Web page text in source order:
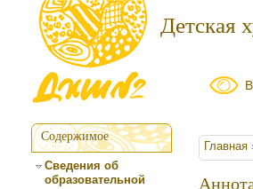
Детская
Содержимое
Сведения об
образовательной
Вы
Главная